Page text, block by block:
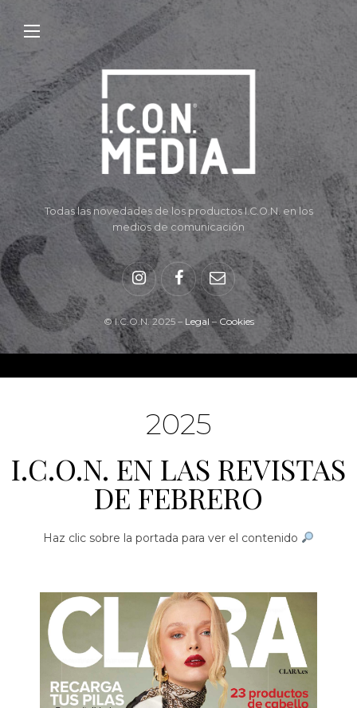
Todas las novedades de los productos I.C.O.N. en los
medios de comunicación
© I.C.O.N. 2025 – Legal– Cookies
2025
I.C.O.N. EN LAS REVISTAS
DE FEBRERO
Haz clic sobre la portada para ver el contenido